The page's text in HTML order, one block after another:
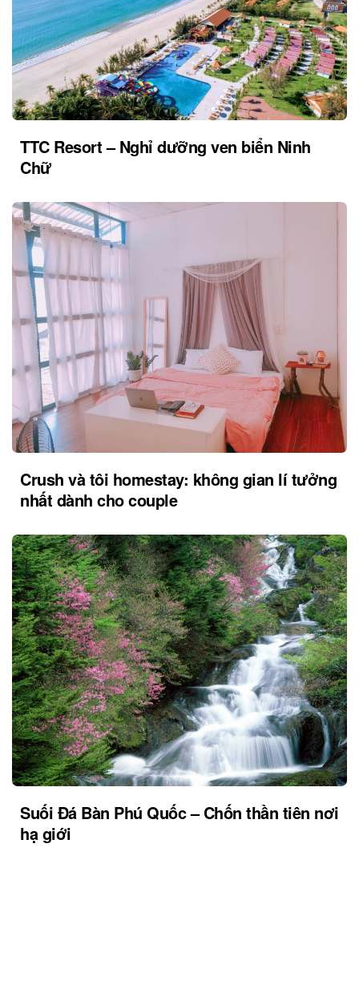
TTC Resort – Nghỉ dưỡng ven biển Ninh
Chữ
Crush và tôi homestay: không gian lí tưởng
nhất dành cho couple
Suối Đá Bàn Phú Quốc – Chốn thần tiên nơi
hạ giới